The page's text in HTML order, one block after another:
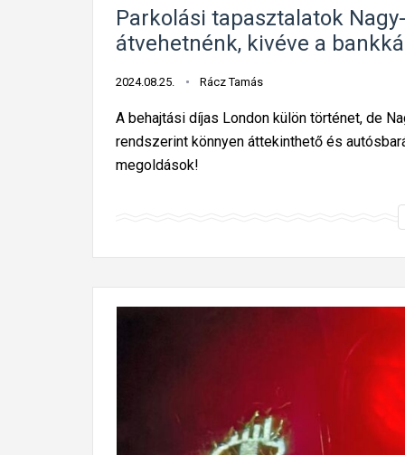
Parkolási tapasztalatok
átvehetnénk, kivéve a
2024.08.25. Rácz Tamás
A behajtási díjas London külön történet, de
rendszerint könnyen áttekinthető és
megoldások!